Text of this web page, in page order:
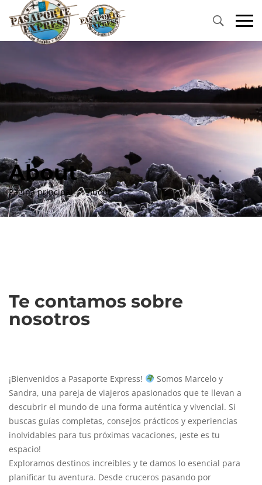
About
Página principal About
Te contamos sobre
nosotros
¡Bienvenidos a Pasaporte Express!
Somos Marcelo y
Sandra, una pareja de viajeros apasionados que te llevan a
descubrir el mundo de una forma auténtica y vivencial. Si
buscas guías completas, consejos prácticos y experiencias
inolvidables para tus próximas vacaciones, ¡este es tu
espacio!
Exploramos destinos increíbles y te damos lo esencial para
planificar tu aventura. Desde cruceros pasando por